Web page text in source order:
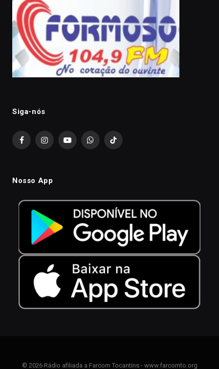
Siga-nós
FacebookInstagramYouTubeWhatsAppTikTok
Nosso App
© 2026 Rádio afiliada a Farcom Tocantins - www.farcomto.org